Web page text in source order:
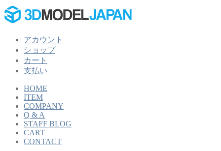
アカウント
ショップ
カート
支払い
HOME
ITEM
COMPANY
Q & A
STAFF BLOG
CART
CONTACT